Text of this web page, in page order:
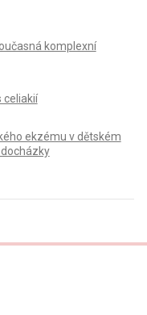
komplexní
celiakií
ekzému v dětském